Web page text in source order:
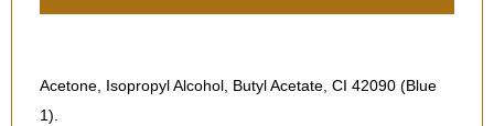
Acetone, Isopropyl Alcohol, Butyl Acetate, CI 42090 (Blue
1).